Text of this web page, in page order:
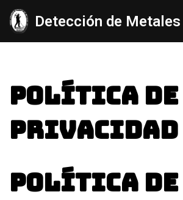
Saltar
Detección de Metales
POLÍTICA DE
PRIVACIDAD
Política de